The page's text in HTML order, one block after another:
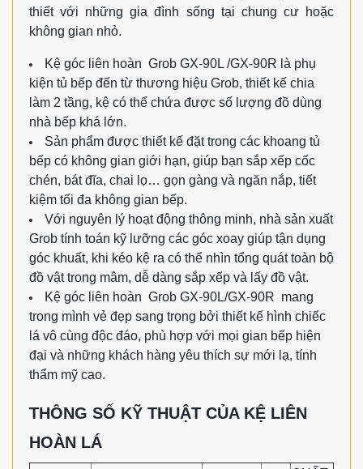
thiết với những gia đình sống tại chung cư hoặc
không gian nhỏ.
Kệ góc liên hoàn Grob GX-90L /GX-90R là phụ
kiện tủ bếp đến từ thương hiệu Grob, thiết kế chia
làm 2 tầng, kệ có thể chứa được số lượng đồ dùng
nhà bếp khá lớn.
Sản phẩm được thiết kế đặt trong các khoang tủ
bếp có không gian giới hạn, giúp bạn sắp xếp cốc
chén, bát đĩa, chai lọ… gọn gàng và ngăn nắp, tiết
kiệm tối đa không gian bếp.
Với nguyên lý hoạt động thông minh, nhà sản xuất
Grob tính toán kỹ lưỡng các góc xoay giúp tận dụng
góc khuất, khi kéo kệ ra có thể nhìn tổng quát toàn bộ
đồ vật trong mâm, dễ dàng sắp xếp và lấy đồ vật.
Kệ góc liên hoàn Grob GX-90L/GX-90R mang
trong mình vẻ đẹp sang trọng bởi thiết kế hình chiếc
lá vô cùng độc đáo, phù hợp với mọi gian bếp hiện
đại và những khách hàng yêu thích sự mới lạ, tính
thẩm mỹ cao.
THÔNG SỐ KỸ THUẬT CỦA KỆ LIÊN
HOÀN LÁ